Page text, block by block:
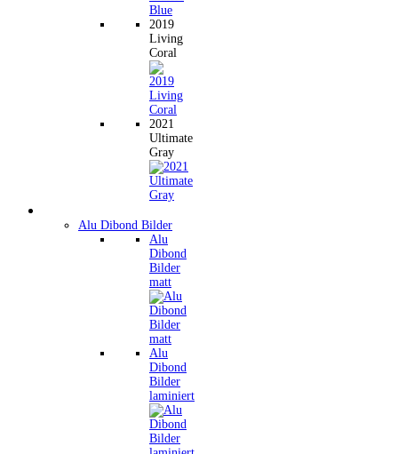
2019
Living
Coral
2021
Ultimate
Gray
Alu Dibond Bilder
Alu
Dibond
Bilder
matt
Alu
Dibond
Bilder
laminiert